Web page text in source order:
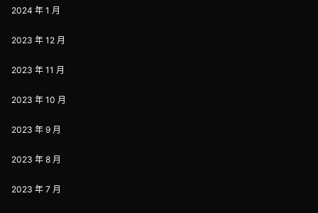
2024 年 1 月
2023 年 12 月
2023 年 11 月
2023 年 10 月
2023 年 9 月
2023 年 8 月
2023 年 7 月